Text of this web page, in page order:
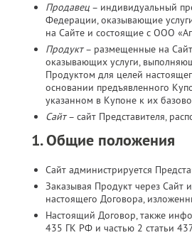
Продавец – индивидуальный
Федерации, оказывающие
на Сайте и состоящие с ООО
Продукт– размещенные на
оказывающих услуги,
Продуктом для целей
основании предъявленного
указанном в Купоне к их
Сайт– сайт Представителя,
1. Общие положения
Сайт администрируется
Заказывая Продукт через
настоящего Договора,
Настоящий Договор, также
435 ГК РФ и частью 2 статьи